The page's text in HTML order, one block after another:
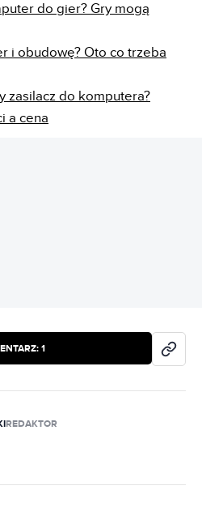
do gier? Gry mogą
i obudowę? Oto co trzeba
zasilacz do komputera?
a cena
1
REDAKTOR